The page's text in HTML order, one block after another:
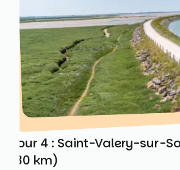
Jour 4 : Saint-Valery-sur-
(30 km)